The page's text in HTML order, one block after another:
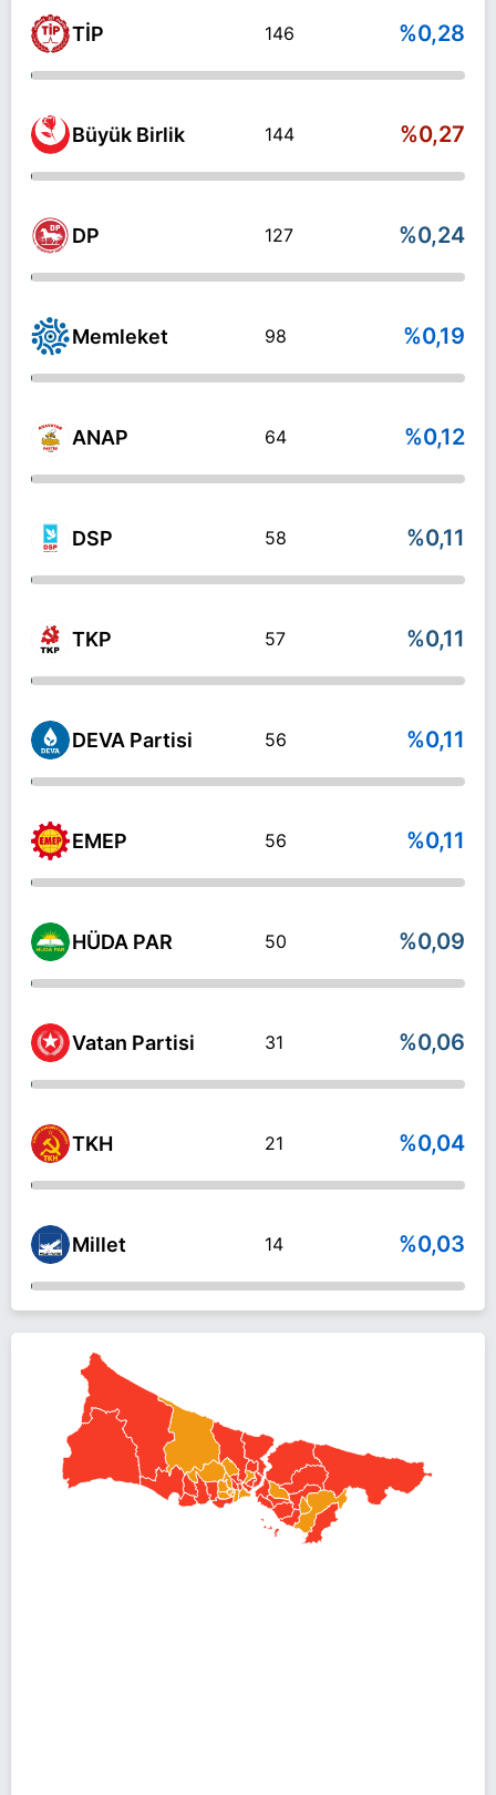
TİP 146 %0,28
Büyük Birlik 144 %0,27
DP 127 %0,24
Memleket 98 %0,19
ANAP 64 %0,12
DSP 58 %0,11
TKP 57 %0,11
DEVA Partisi 56 %0,11
EMEP 56 %0,11
HÜDA PAR 50 %0,09
Vatan Partisi 31 %0,06
TKH 21 %0,04
Millet 14 %0,03